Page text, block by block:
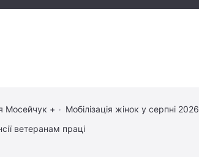
Мосейчук + Мобілізація жінок у серпні 2026
ветеранам праці